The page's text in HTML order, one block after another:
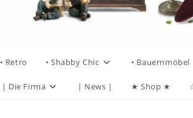
• Retro • Shabby Chic • Bauernmöbel
| Die Firma | News | ★ Shop ★